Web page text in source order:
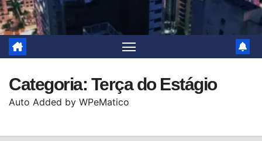
Categoria: Terça do Estágio
Auto Added by WPeMatico